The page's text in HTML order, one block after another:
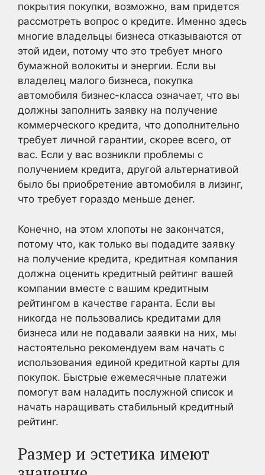
покрытия покупки, возможно, вам придется
рассмотреть вопрос о кредите. Именно здесь
многие владельцы бизнеса отказываются от
этой идеи, потому что это требует много
бумажной волокиты и энергии. Если вы
владелец малого бизнеса, покупка
автомобиля бизнес-класса означает, что вы
должны заполнить заявку на получение
коммерческого кредита, что дополнительно
требует личной гарантии, скорее всего, от
вас. Если у вас возникли проблемы с
получением кредита, другой альтернативой
было бы приобретение автомобиля в лизинг,
что требует гораздо меньше денег.
Конечно, на этом хлопоты не закончатся,
потому что, как только вы подадите заявку
на получение кредита, кредитная компания
должна оценить кредитный рейтинг вашей
компании вместе с вашим кредитным
рейтингом в качестве гаранта. Если вы
никогда не пользовались кредитами для
бизнеса или не подавали заявки на них, мы
настоятельно рекомендуем вам начать с
использования единой кредитной карты для
покупок. Быстрые ежемесячные платежи
помогут вам наладить послужной список и
начать наращивать стабильный кредитный
рейтинг.
Размер и эстетика имеют